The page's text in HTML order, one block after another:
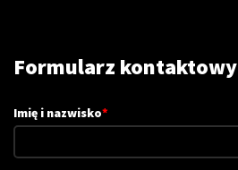
Formularz kontaktowy
Imię i nazwisko*